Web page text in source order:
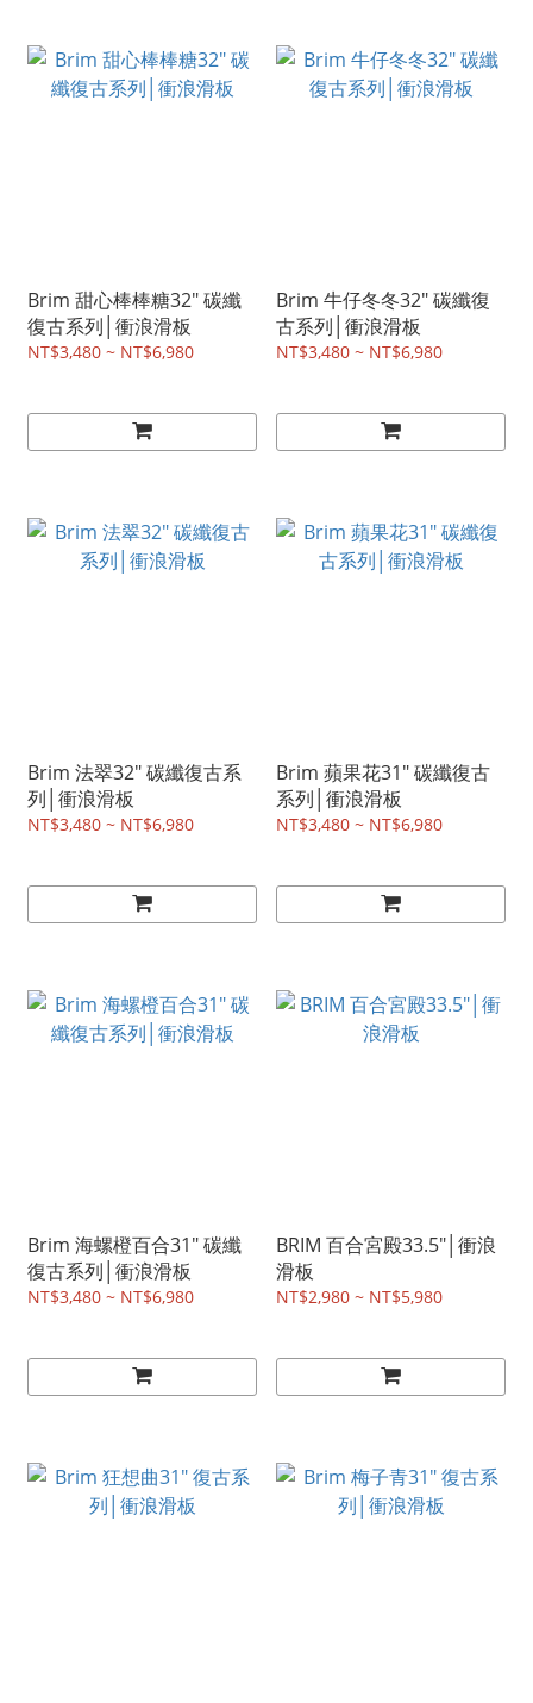
Brim 甜心棒棒糖32" 碳纖
復古系列│衝浪滑板
NT$3,480 ~ NT$6,980
Brim 牛仔冬冬32" 碳纖復
古系列│衝浪滑板
NT$3,480 ~ NT$6,980
Brim 法翠32" 碳纖復古系
列│衝浪滑板
NT$3,480 ~ NT$6,980
Brim 蘋果花31" 碳纖復古
系列│衝浪滑板
NT$3,480 ~ NT$6,980
Brim 海螺橙百合31" 碳纖
復古系列│衝浪滑板
NT$3,480 ~ NT$6,980
BRIM 百合宮殿33.5"│衝浪
滑板
NT$2,980 ~ NT$5,980